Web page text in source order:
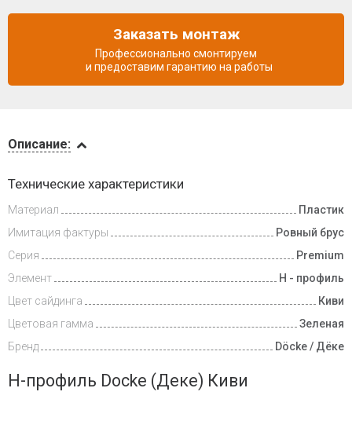
и оплата
Описание:
Технические характеристики
Материал
Пластик
Имитация фактуры
Ровный брус
Серия
Premium
Элемент
Н - профиль
Цвет сайдинга
Киви
Цветовая гамма
Зеленая
Бренд
Döcke / Дёке
H-профиль Docke (Деке) Киви
Заказать монтаж
Профессионально смонтируем
и предоставим гарантию на работы